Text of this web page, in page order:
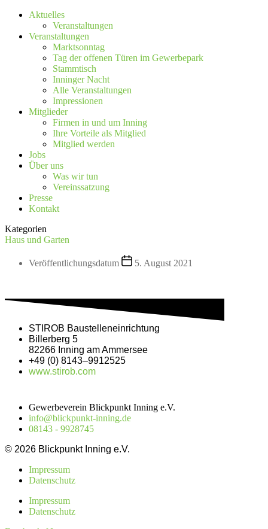
Aktuelles
Veranstaltungen
Veranstaltungen
Marktsonntag
Tag der offenen Türen im Gewerbepark
Stammtisch
Inninger Nacht
Alle Veranstaltungen
Impressionen
Mitglieder
Firmen in und um Inning
Ihre Vorteile als Mitglied
Mitglied werden
Jobs
Über uns
Was wir tun
Vereinssatzung
Presse
Kontakt
Kategorien
Haus und Garten
Veröffentlichungsdatum 5. August 2021
STIROB Bau­stel­len­ein­rich­tung
Bil­ler­berg 5
82266 Inning am Ammersee
+49 (0) 8143–9912525
www.stirob.com
Gewerbeverein Blickpunkt Inning e.V.
info@blickpunkt-inning.de
08143 - 9928745
© 2026 Blickpunkt Inning e.V.
Impressum
Datenschutz
Impressum
Datenschutz